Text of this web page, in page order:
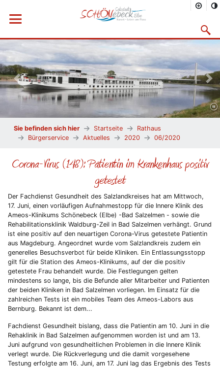
Menü öffnen
Vorheriges Bild
Sie befinden sich hier Startseite
Rathaus
Bürgerservice
Aktuelles 2020 06/2020
Corona-Virus (148): Patientin im Krankenhaus positiv
getestet
Der Fachdienst Gesundheit des Salzlandkreises hat am Mittwoch,
17. Juni, einen vorläufigen Aufnahmestopp für die Innere Klinik des
Ameos-Klinikums Schönebeck (Elbe) -Bad Salzelmen - sowie die
Rehabilitationsklinik Waldburg-Zeil in Bad Salzelmen verhängt. Grund
ist eine positiv auf den neuartigen Corona-Virus getestete Patientin
aus Magdeburg. Angeordnet wurde vom Salzlandkreis zudem ein
generelles Besuchsverbot für beide Kliniken. Ein Entlassungsstopp
gilt für die Station des Ameos-Klinikums, auf der die positiv
getestete Frau behandelt wurde. Die Festlegungen gelten
mindestens so lange, bis die Befunde aller Mitarbeiter und Patienten
der beiden Kliniken in Bad Salzelmen vorliegen. Im Einsatz für die
zahlreichen Tests ist ein mobiles Team des Ameos-Labors aus
Bernburg. Bekannt ist dem...
Fachdienst Gesundheit bislang, dass die Patientin am 10. Juni in die
Rehaklinik in Bad Salzelmen aufgenommen worden ist und am 13.
Juni aufgrund von gesundheitlichen Problemen in die Innere Klinik
verlegt wurde. Die Rückverlegung und die damit vorgesehene
Testung erfolgte am 16. Juni, am 17. Juni lag das Ergebnis des Tests